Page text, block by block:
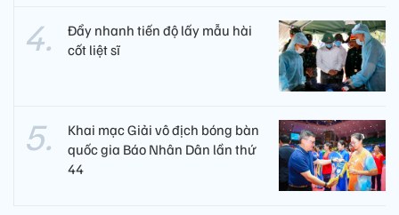
Đẩy nhanh tiến độ lấy mẫu hài
cốt liệt sĩ
Khai mạc Giải vô địch bóng bàn
quốc gia Báo Nhân Dân lần thứ
44